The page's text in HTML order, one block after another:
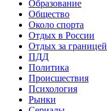
Образование
Общество
Около спорта
Отдых в России
Отдых за границей
ПДД
Политика
Происшествия
Психология
Рынки